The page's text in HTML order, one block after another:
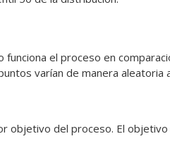
el proceso en
varían de manera aleatoria
objetivo del proceso. El